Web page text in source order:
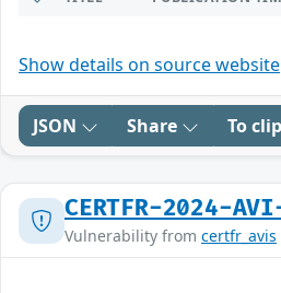
Show details on source website
JSON Share To
CERTFR-2024-
Vulnerability from certfr_avis